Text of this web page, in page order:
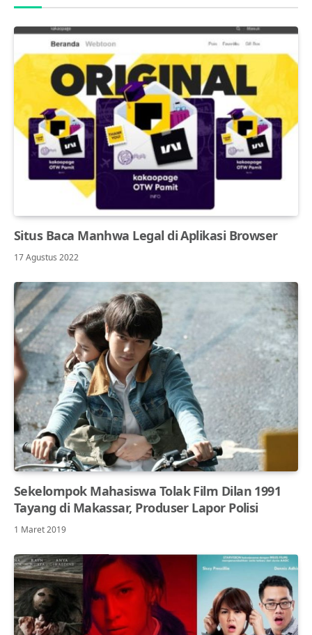
Situs Baca Manhwa Legal di Aplikasi Browser
17 Agustus 2022
Sekelompok Mahasiswa Tolak Film Dilan 1991
Tayang di Makassar, Produser Lapor Polisi
1 Maret 2019